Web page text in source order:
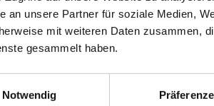
an unsere Partner für soziale Medien,
mit weiteren Daten zusammen,
gesammelt haben.
Notwendig